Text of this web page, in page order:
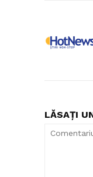
LĂSAȚI